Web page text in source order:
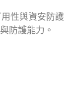
性與資安防護
防護能力。